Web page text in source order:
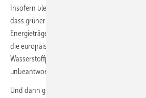
Insofern bleibt auch im Rahmen der
dass grüner Wasserstoff 2030 doch noch der
Energieträgern ist, zumindest was den Preis
die europäischen Länder zwischen 3 und 20
Wasserstoffproduktion nach Deutschland
unbeantwortet, letztendlich wird dies wohl
Und dann gibt es noch einen Punkt, den die